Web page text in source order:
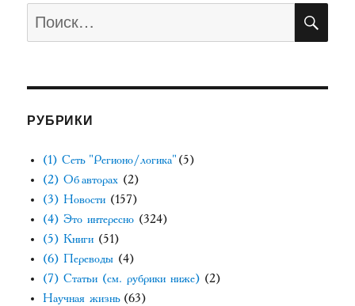
РУБРИКИ
(1) Сеть "Регионо/логика"(5)
(2) Об авторах (2)
(3) Новости (157)
(4) Это интересно (324)
(5) Книги (51)
(6) Переводы (4)
(7) Статьи (см. рубрики ниже) (2)
Научная жизнь(63)